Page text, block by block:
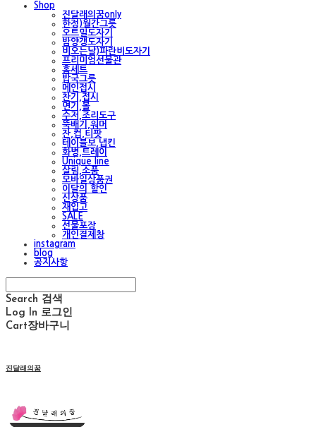
Shop
진달래의꿈only
한정)월간그릇
오트밀도자기
밤양갱도자기
비오는날)파란비도자기
프리미엄선물관
홈세트
밥국그릇
메인접시
찬기,접시
면기,볼
수저,조리도구
뚝배기,워머
잔,컵,티팟
테이블보,냅킨
화병,트레이
Unique line
살림,소품
모바일상품권
이달의 할인
신상품
재입고
SALE
선물포장
개인결제창
instagram
blog
공지사항
Search 검색
Log In 로그인
Cart장바구니
진달래의꿈